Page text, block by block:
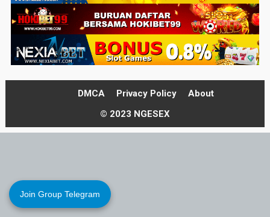
DMCA Privacy Policy
About
© 2023 NGESEX
Join Group Telegram